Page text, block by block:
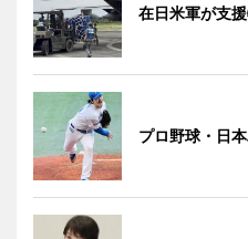
在日米軍が支
プロ野球・日